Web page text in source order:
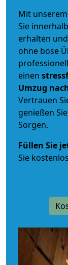
Mit
Sie
erhalten
ohne böse
einen
Umzug
Vertrauen
genießen
Sorgen.
Füllen Sie
Sie